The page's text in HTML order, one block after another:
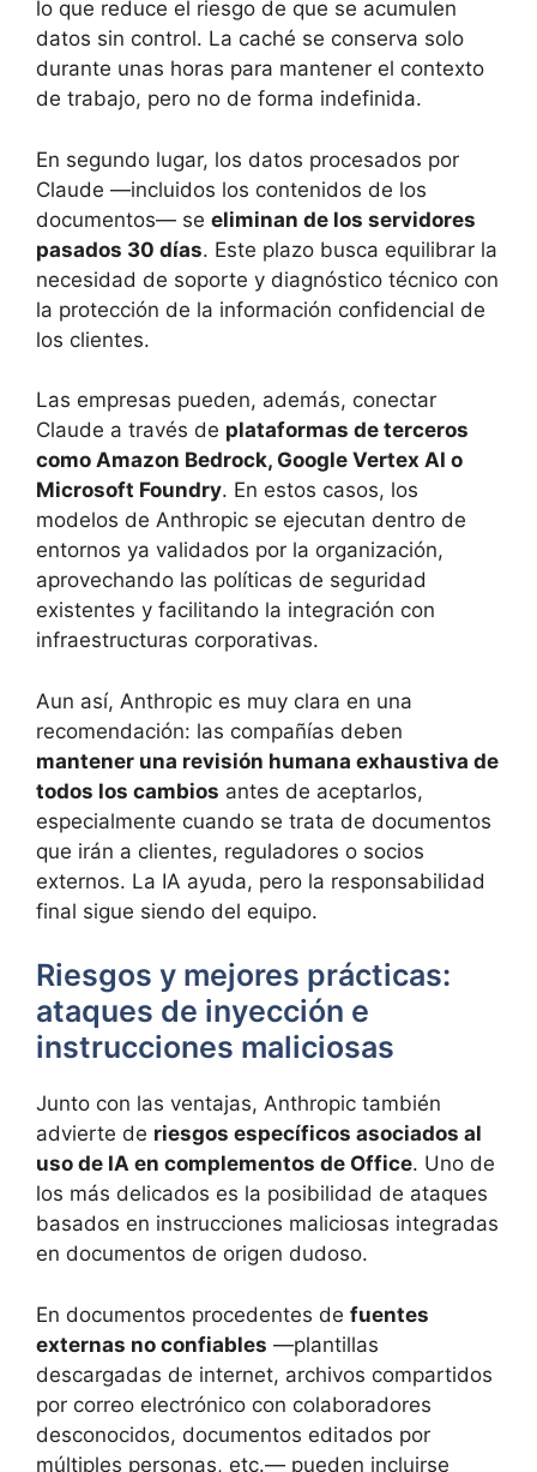
lo que reduce el riesgo de que se acumulen
datos sin control. La caché se conserva solo
durante unas horas para mantener el contexto
de trabajo, pero no de forma indefinida.
En segundo lugar, los datos procesados por
Claude —incluidos los contenidos de los
documentos— se eliminan de los servidores
pasados 30 días. Este plazo busca equilibrar la
necesidad de soporte y diagnóstico técnico con
la protección de la información confidencial de
los clientes.
Las empresas pueden, además, conectar
Claude a través de plataformas de terceros
como Amazon Bedrock, Google Vertex AI o
Microsoft Foundry. En estos casos, los
modelos de Anthropic se ejecutan dentro de
entornos ya validados por la organización,
aprovechando las políticas de seguridad
existentes y facilitando la integración con
infraestructuras corporativas.
Aun así, Anthropic es muy clara en una
recomendación: las compañías deben
mantener una revisión humana exhaustiva de
todos los cambios antes de aceptarlos,
especialmente cuando se trata de documentos
que irán a clientes, reguladores o socios
externos. La IA ayuda, pero la responsabilidad
final sigue siendo del equipo.
Riesgos y mejores prácticas:
ataques de inyección e
instrucciones maliciosas
Junto con las ventajas, Anthropic también
advierte de riesgos específicos asociados al
uso de IA en complementos de Office. Uno de
los más delicados es la posibilidad de ataques
basados en instrucciones maliciosas integradas
en documentos de origen dudoso.
En documentos procedentes de fuentes
externas no confiables —plantillas
descargadas de internet, archivos compartidos
por correo electrónico con colaboradores
desconocidos, documentos editados por
múltiples personas, etc.— pueden incluirse